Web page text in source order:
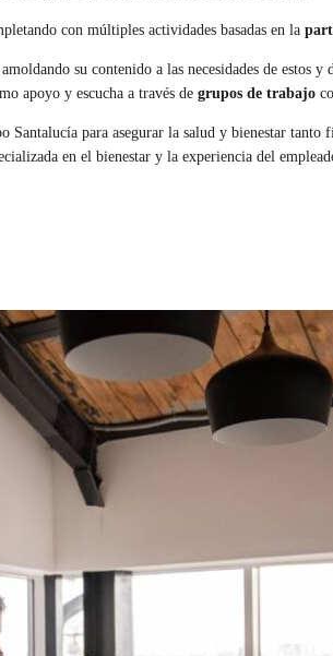
con múltiples actividades basadas en la
su contenido a las necesidades de estos
apoyo y escucha a través de grupos de trabajo
para asegurar la salud y bienestar
en el bienestar y la experiencia del